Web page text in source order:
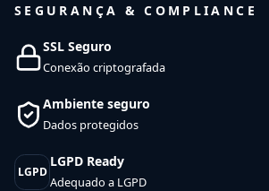
SEGURANÇA & COMPLIANCE
SSL Seguro
Conexão criptografada
Ambiente seguro
Dados protegidos
LGPD
LGPD Ready
Adequado a LGPD